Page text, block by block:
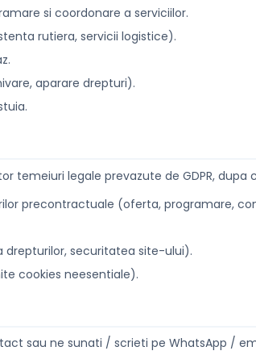
si coordonare a serviciilor.
rutiera, servicii logistice).
aparare drepturi).
temeiuri legale prevazute de GDPR, dupa
precontractuale (oferta, programare,
drepturilor, securitatea site-ului).
cookies neesentiale).
sau ne sunati / scrieti pe WhatsApp /